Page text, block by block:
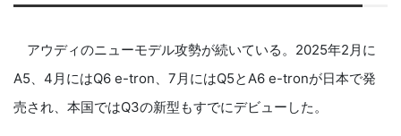
アウディのニューモデル攻勢が続いている。2025年2月に
A5、4月にはQ6 e-tron、7月にはQ5とA6 e-tronが日本で発
売され、本国ではQ3の新型もすでにデビューした。